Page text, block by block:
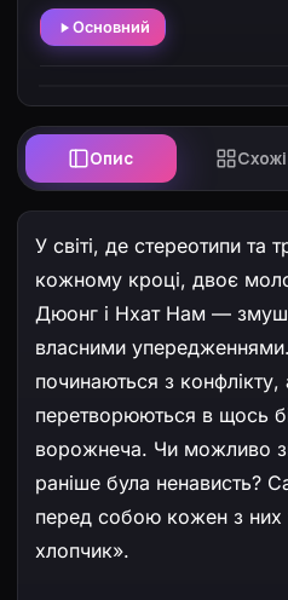
Основний
Опис Схожі
У світі, де стереотипи та
кожному кроці, двоє
Дюонг і Нхат Нам —
власними упередженнями.
починаються з
перетворюються в щось
ворожнеча. Чи можливо
раніше була ненависть?
перед собою кожен з них
хлопчик».